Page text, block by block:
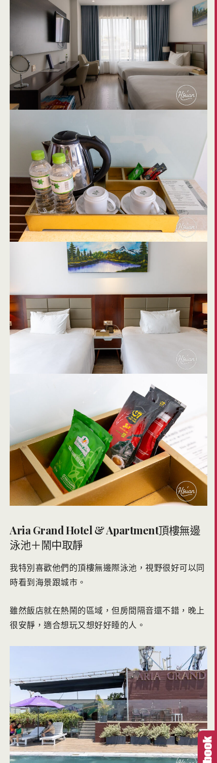
Aria Grand Hotel & Apartment頂樓無邊
泳池＋鬧中取靜
我特別喜歡他們的頂樓無邊際泳池，視野很好可以同
時看到海景跟城市。
雖然飯店就在熱鬧的區域，但房間隔音還不錯，晚上
很安靜，適合想玩又想好好睡的人。